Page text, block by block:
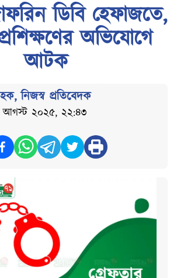
ডিবি হেফাজতে,
অভিযোগে
আটক
,নিজস্ব প্রতিবেদক
আগস্ট ২০২৫, ২২:৪৩